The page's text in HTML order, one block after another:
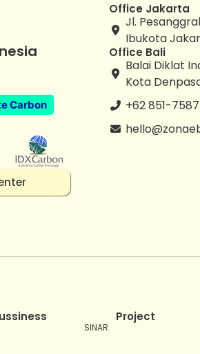
Carbon
Office Jakarta
Jl.
Ibukota
Office Bali
Balai Diklat
Kota
+62 851-
Project
SINAR